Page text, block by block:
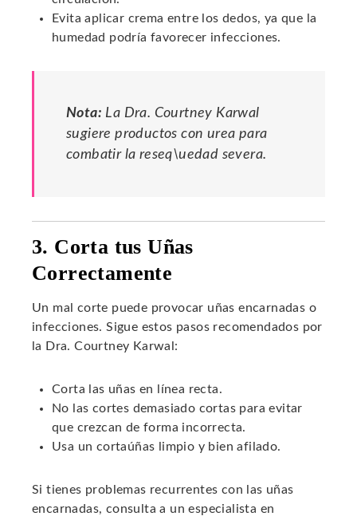
Evita aplicar crema entre los dedos, ya que la
humedad podría favorecer infecciones.
Nota: La Dra. Courtney Karwal
sugiere productos con urea para
combatir la reseq\uedad severa.
3. Corta tus Uñas
Correctamente
Un mal corte puede provocar uñas encarnadas o
infecciones. Sigue estos pasos recomendados por
la Dra. Courtney Karwal:
Corta las uñas en línea recta.
No las cortes demasiado cortas para evitar
que crezcan de forma incorrecta.
Usa un cortaúñas limpio y bien afilado.
Si tienes problemas recurrentes con las uñas
encarnadas, consulta a un especialista en